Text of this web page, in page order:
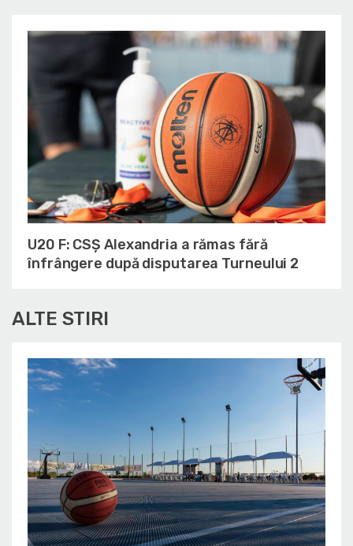
U20 F: CSȘ Alexandria a rămas fără
înfrângere după disputarea Turneului 2
ALTE STIRI